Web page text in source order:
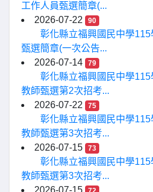
工作人員甄選簡章(...
2026-07-22
90
彰化縣立福興國民中學
甄選簡章(一次公告...
2026-07-14
79
彰化縣立福興國民中學
教師甄選第2次招考...
2026-07-22
75
彰化縣立福興國民中學
教師甄選第3次招考...
2026-07-15
73
彰化縣立福興國民中學
教師甄選第3次招考...
2026-07-15